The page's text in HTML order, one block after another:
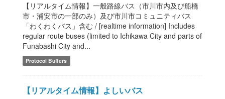
【リアルタイム情報】一般路線バス（市川市内及び船橋
市・浦安市の一部のみ）及び市川市コミュニティバス
「わくわくバス」含む / [realtime information] Includes
regular route buses (limited to Ichikawa City and parts of
Funabashi City and...
Protocol Buffers
【リアルタイム情報】よしいバス